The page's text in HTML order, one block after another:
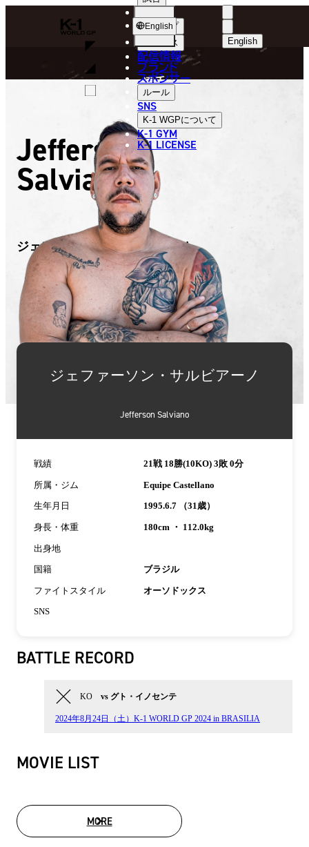
K-
WGP
English
ショップ
ニュース
配信情報
ブランド
スポンサー
ルール
SNS
K-1 WGPについて
K-1 GYM
K-1 LICENSE
English
FIGHTER
選手
Jefferson
Salviano
ジェファーソン・サルビアーノ
ジェファーソン・サルビアーノ
Jefferson Salviano
戦績 21戦 18勝(10KO) 3敗 0分
所属・ジム Equipe Castellano
生年月日 1995.6.7 （31歳）
身長・体重 180cm ・ 112.0kg
出身地
国籍 ブラジル
ファイトスタイル オーソドックス
SNS
BATTLE RECORD
KO vs グト・イノセンテ
2024年8⽉24⽇（土）K-1 WORLD GP 2024 in BRASILIA
MOVIE LIST
MOREMOVIE LIST